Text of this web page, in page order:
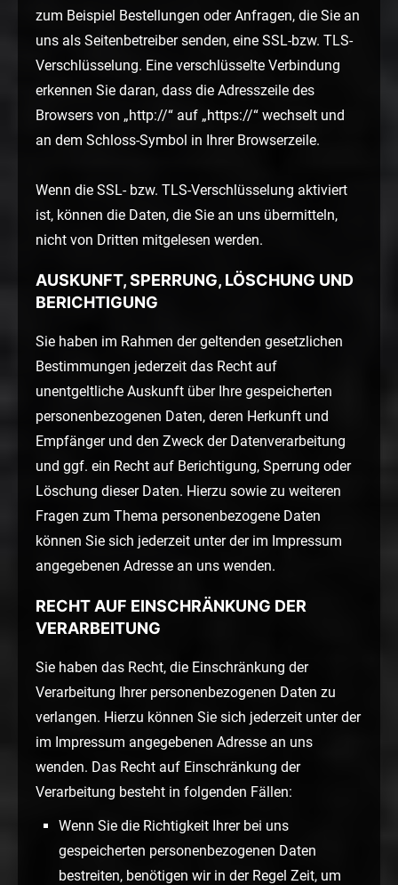
zum Beispiel Bestellungen oder Anfragen, die Sie an
uns als Seitenbetreiber senden, eine SSL-bzw. TLS-
Verschlüsselung. Eine verschlüsselte Verbindung
erkennen Sie daran, dass die Adresszeile des
Browsers von „http://“ auf „https://“ wechselt und
an dem Schloss-Symbol in Ihrer Browserzeile.
Wenn die SSL- bzw. TLS-Verschlüsselung aktiviert
ist, können die Daten, die Sie an uns übermitteln,
nicht von Dritten mitgelesen werden.
AUSKUNFT, SPERRUNG, LÖSCHUNG UND
BERICHTIGUNG
Sie haben im Rahmen der geltenden gesetzlichen
Bestimmungen jederzeit das Recht auf
unentgeltliche Auskunft über Ihre gespeicherten
personenbezogenen Daten, deren Herkunft und
Empfänger und den Zweck der Datenverarbeitung
und ggf. ein Recht auf Berichtigung, Sperrung oder
Löschung dieser Daten. Hierzu sowie zu weiteren
Fragen zum Thema personenbezogene Daten
können Sie sich jederzeit unter der im Impressum
angegebenen Adresse an uns wenden.
RECHT AUF EINSCHRÄNKUNG DER
VERARBEITUNG
Sie haben das Recht, die Einschränkung der
Verarbeitung Ihrer personenbezogenen Daten zu
verlangen. Hierzu können Sie sich jederzeit unter der
im Impressum angegebenen Adresse an uns
wenden. Das Recht auf Einschränkung der
Verarbeitung besteht in folgenden Fällen:
Wenn Sie die Richtigkeit Ihrer bei uns
gespeicherten personenbezogenen Daten
bestreiten, benötigen wir in der Regel Zeit, um